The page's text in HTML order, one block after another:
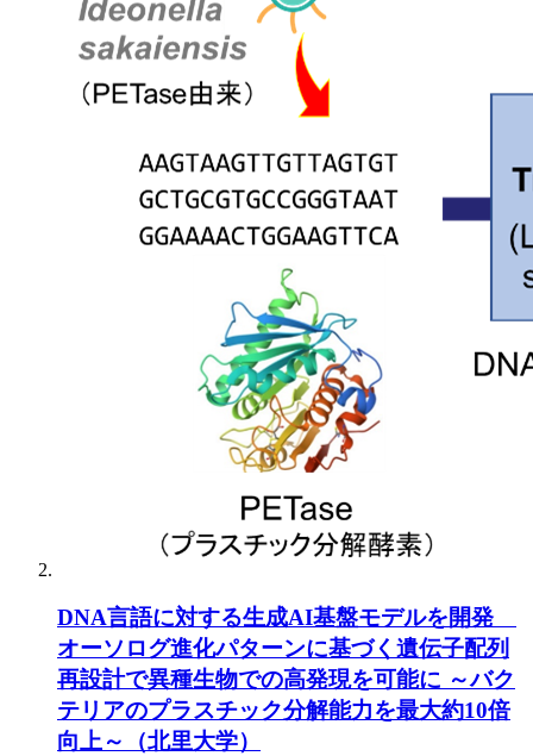
DNA言語に対する生成AI基盤モデルを開発
オーソログ進化パターンに基づく遺伝子配列
再設計で異種生物での高発現を可能に ～バク
テリアのプラスチック分解能力を最大約10倍
向上～（北里大学）